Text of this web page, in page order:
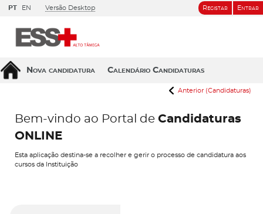
PT EN Versão Desktop Registar Entrar
Nova candidatura Calendário Candidaturas
Anterior (Candidaturas)
Bem-vindo ao Portal de Candidaturas
ONLINE
Esta aplicação destina-se a recolher e gerir o processo de candidatura aos
cursos da Instituição